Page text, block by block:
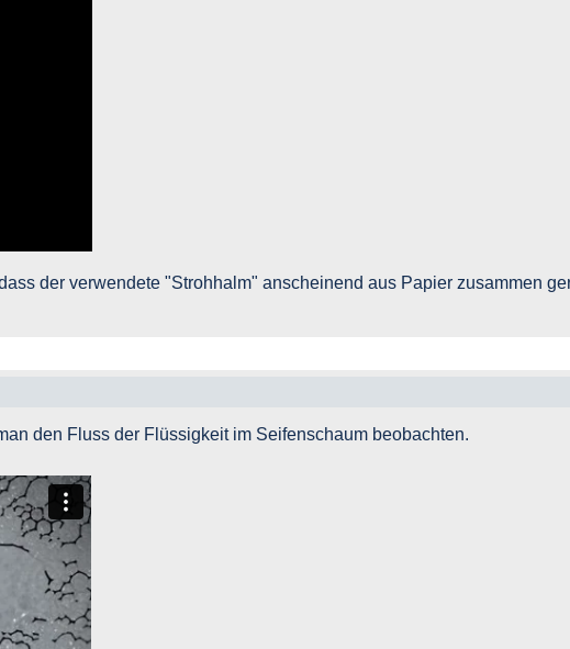
der verwendete "Strohhalm" anscheinend aus Papier zusammen
den Fluss der Flüssigkeit im Seifenschaum beobachten.